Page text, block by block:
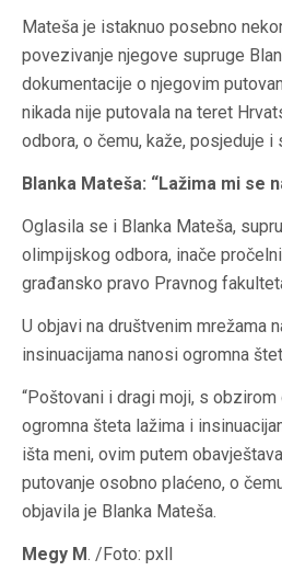
Mateša je istaknuo posebno
povezivanje njegove supruge
dokumentacije o njegovim
nikada nije putovala na teret
odbora, o čemu, kaže, posjeduje i
Blanka Mateša: “Lažima mi se
Oglasila se i Blanka Mateša,
olimpijskog odbora, inače
građansko pravo Pravnog
U objavi na društvenim mrežama
insinuacijama nanosi ogromna
“Poštovani i dragi moji, s
ogromna šteta lažima i
išta meni, ovim putem
putovanje osobno plaćeno, o
objavila je Blanka Mateša.
Megy M. /Foto: pxll